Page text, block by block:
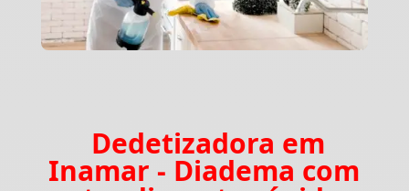
Dedetizadora em
Inamar - Diadema com